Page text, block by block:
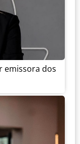
emissora dos